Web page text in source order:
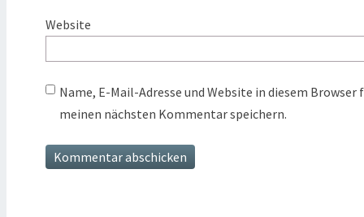
Website
Name, E-Mail-Adresse und Website in diesem Browser
meinen nächsten Kommentar speichern.